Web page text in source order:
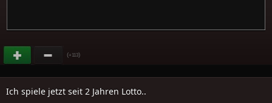
(+113)
Ich spiele jetzt seit 2 Jahren Lotto..